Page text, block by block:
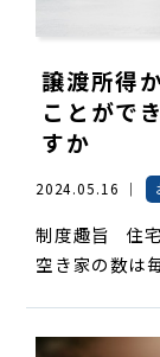
譲渡所得
ことがで
すか
2024.05.16 ｜
制度趣旨 住
空き家の数は